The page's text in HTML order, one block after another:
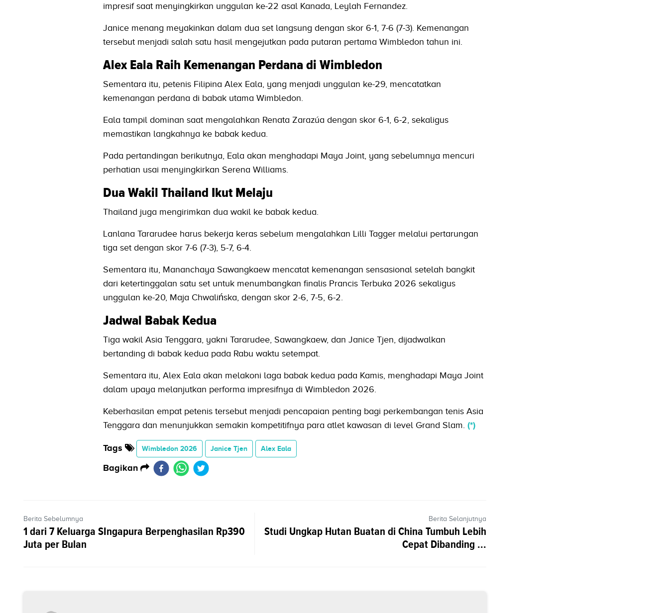
impresif saat menyingkirkan unggulan ke-22 asal Kanada, Leylah Fernandez.
Janice menang meyakinkan dalam dua set langsung dengan skor 6-1, 7-6 (7-3). Kemenangan
tersebut menjadi salah satu hasil mengejutkan pada putaran pertama Wimbledon tahun ini.
Alex Eala Raih Kemenangan Perdana di Wimbledon
Sementara itu, petenis Filipina Alex Eala, yang menjadi unggulan ke-29, mencatatkan
kemenangan perdana di babak utama Wimbledon.
Eala tampil dominan saat mengalahkan Renata Zarazúa dengan skor 6-1, 6-2, sekaligus
memastikan langkahnya ke babak kedua.
Pada pertandingan berikutnya, Eala akan menghadapi Maya Joint, yang sebelumnya mencuri
perhatian usai menyingkirkan Serena Williams.
Dua Wakil Thailand Ikut Melaju
Thailand juga mengirimkan dua wakil ke babak kedua.
Lanlana Tararudee harus bekerja keras sebelum mengalahkan Lilli Tagger melalui pertarungan
tiga set dengan skor 7-6 (7-3), 5-7, 6-4.
Sementara itu, Mananchaya Sawangkaew mencatat kemenangan sensasional setelah bangkit
dari ketertinggalan satu set untuk menumbangkan finalis Prancis Terbuka 2026 sekaligus
unggulan ke-20, Maja Chwalińska, dengan skor 2-6, 7-5, 6-2.
Jadwal Babak Kedua
Tiga wakil Asia Tenggara, yakni Tararudee, Sawangkaew, dan Janice Tjen, dijadwalkan
bertanding di babak kedua pada Rabu waktu setempat.
Sementara itu, Alex Eala akan melakoni laga babak kedua pada Kamis, menghadapi Maya Joint
dalam upaya melanjutkan performa impresifnya di Wimbledon 2026.
Keberhasilan empat petenis tersebut menjadi pencapaian penting bagi perkembangan tenis Asia
Tenggara dan menunjukkan semakin kompetitifnya para atlet kawasan di level Grand Slam. (*)
Tags Wimbledon 2026 Janice Tjen Alex Eala
Bagikan
Berita Sebelumnya
1 dari 7 Keluarga SIngapura Berpenghasilan Rp390
Juta per Bulan
Berita Selanjutnya
Studi Ungkap Hutan Buatan di China Tumbuh Lebih
Cepat Dibanding ...